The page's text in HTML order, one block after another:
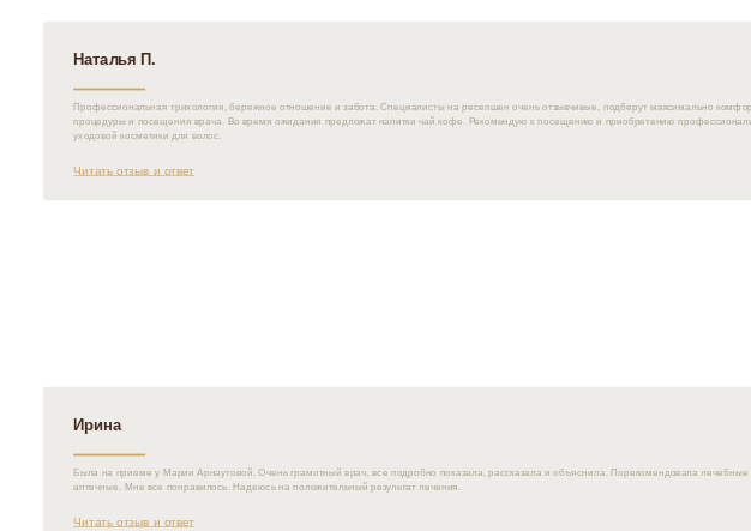
Наталья П.
Профессиональная трихология, бережное отношение и забота. Специалисты на ресепшен очень отзывчивые, подберут максимально
процедуры и посещения врача. Во время ожидания предложат напитки чай кофе. Рекомендую к посещению и приобретению
уходовой косметики для волос.
Читать отзыв и ответ
Ирина
Была на приеме у Марии Арнаутовой. Очень грамотный врач, все подробно показала, рассказала и объяснила. Порекомендовала лечебные
аптечные. Мне все понравилось. Надеюсь на положительный результат лечения.
Читать отзыв и ответ